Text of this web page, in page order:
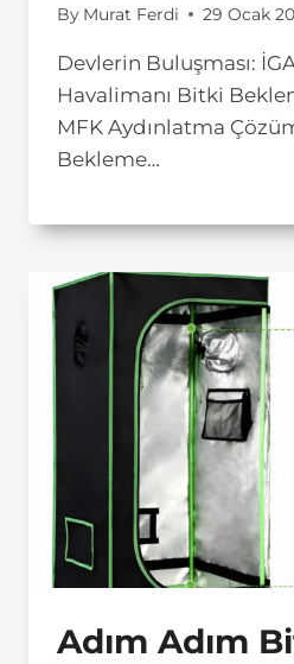
By Murat Ferdi 29 Ocak
Devlerin Buluşması:
Havalimanı Bitki
MFK Aydınlatma
Bekleme…
Adım Adım